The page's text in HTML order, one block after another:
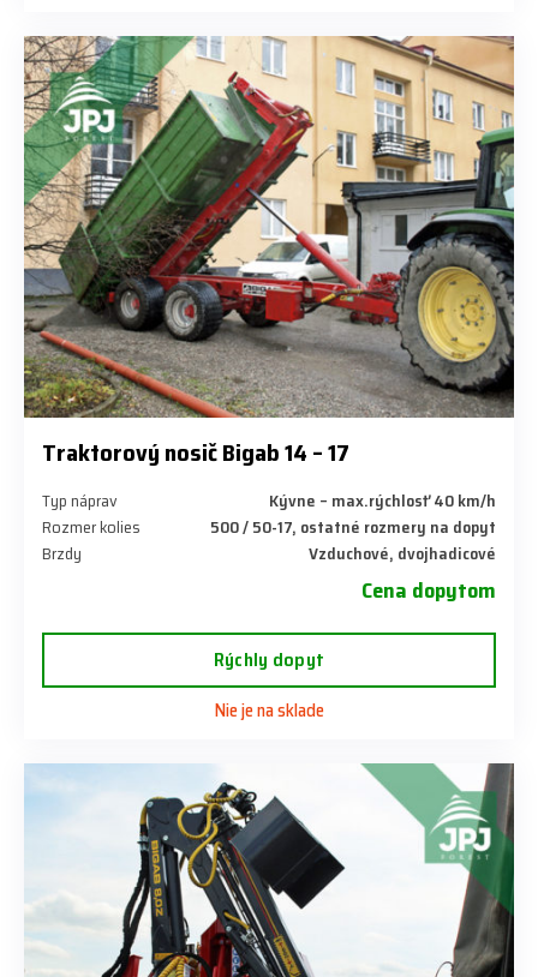
Traktorový nosič Bigab 14 – 17
Typ náprav
Kývne – max.rýchlosť 40 km/h
Rozmer kolies
500 / 50-17, ostatné rozmery na dopyt
Brzdy
Vzduchové, dvojhadicové
Cena dopytom
Rýchly dopyt
Nie je na sklade